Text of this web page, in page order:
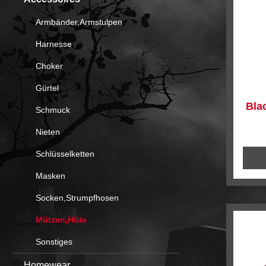
Armbänder,Armstulpen
Harnesse
Choker
Gürtel
Schmuck
Nieten
Schlüsselketten
Masken
Socken,Strumpfhosen
Mützen,Hüte
Sonstiges